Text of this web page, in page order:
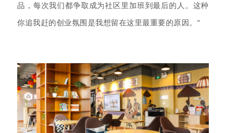
品，每次我们都争取成为社区里加班到最后的人。这种
你追我赶的创业氛围是我想留在这里最重要的原因。”